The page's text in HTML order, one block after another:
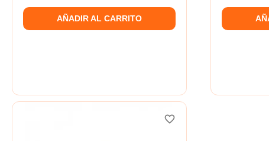
AÑADIR AL CARRITO
favorite_border